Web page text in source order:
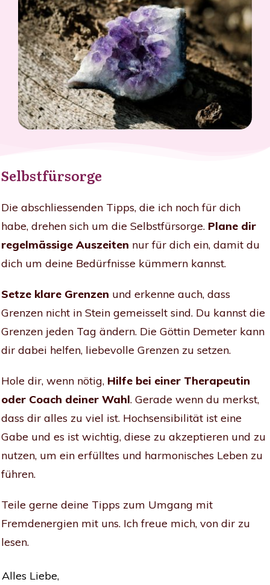
Selbstfürsorge
Die abschliessenden Tipps, die ich noch für dich
habe, drehen sich um die Selbstfürsorge. Plane dir
regelmässige Auszeiten nur für dich ein, damit du
dich um deine Bedürfnisse kümmern kannst.
Setze klare Grenzen und erkenne auch, dass
Grenzen nicht in Stein gemeisselt sind. Du kannst die
Grenzen jeden Tag ändern. Die Göttin Demeter kann
dir dabei helfen, liebevolle Grenzen zu setzen.
Hole dir, wenn nötig, Hilfe bei einer Therapeutin
oder Coach deiner Wahl. Gerade wenn du merkst,
dass dir alles zu viel ist. Hochsensibilität ist eine
Gabe und es ist wichtig, diese zu akzeptieren und zu
nutzen, um ein erfülltes und harmonisches Leben zu
führen.
Teile gerne deine Tipps zum Umgang mit
Fremdenergien mit uns. Ich freue mich, von dir zu
lesen.
Alles Liebe,